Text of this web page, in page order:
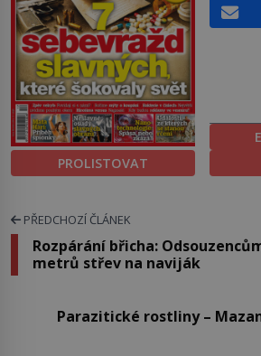
PROLISTOVAT
PŘEDCHOZÍ ČLÁNEK
Rozpárání břicha:
metrů střev na naviják
Parazitické rostliny –